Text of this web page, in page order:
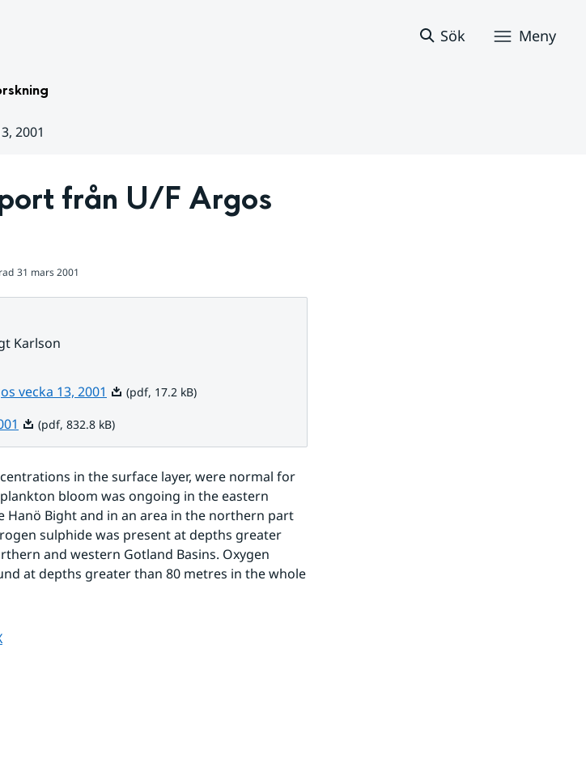
Sök Meny
2001
från U/F Argos
31 mars 2001
Karlson
vecka 13, 2001 Pdf, 17.2 kB.
(pdf, 17.2 kB)
Pdf, 832.8 kB.
(pdf, 832.8 kB)
in the surface layer, were normal for
bloom was ongoing in the eastern
Hanö Bight and in an area in the northern part
sulphide was present at depths greater
and western Gotland Basins. Oxygen
at depths greater than 80 metres in the whole
sidan på